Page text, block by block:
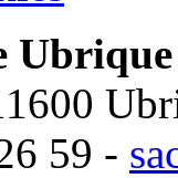
Ubrique
59 -